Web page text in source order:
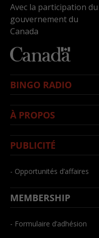
Avec la participation du
gouvernement du
Canada
BINGO RADIO
À PROPOS
PUBLICITÉ
- Opportunités d’affaires
MEMBERSHIP
- Formulaire d’adhésion